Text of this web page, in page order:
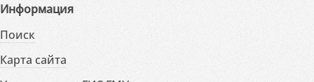
Информация
Поиск
Карта сайта